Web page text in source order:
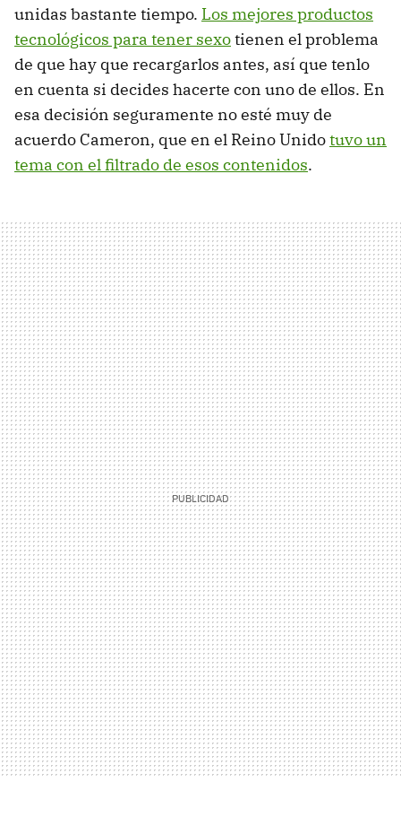
unidas bastante tiempo. Los mejores productos
tecnológicos para tener sexotienen el problema
de que hay que recargarlos antes, así que tenlo
en cuenta si decides hacerte con uno de ellos. En
esa decisión seguramente no esté muy de
acuerdo Cameron, que en el Reino Unidotuvo un
tema con el filtrado de esos contenidos.